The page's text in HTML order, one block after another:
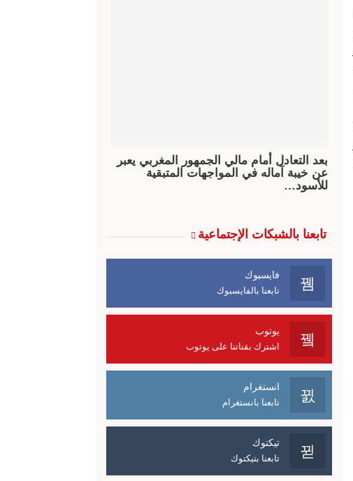
بعد التعادل أمام مالي الجمهور المغربي يعبر
عن خيبة آماله في المواجهات المتبقية
للأسود…
تابعنا بالشبكات الإجتماعية
فايسبوك
تابعنا بالفايسبوك
يوتوب
اشترك بقناتنا على يوتوب
انستغرام
تابعنا بانستغرام
تيكتوك
تابعنا بتيكتوك